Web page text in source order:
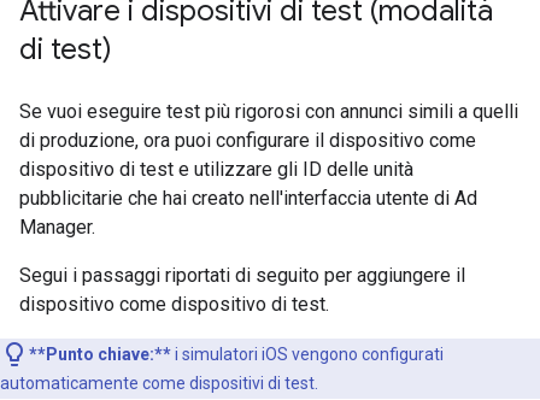
Attivare i dispositivi di test (modalità
di test)
Se vuoi eseguire test più rigorosi con annunci simili a quelli
di produzione, ora puoi configurare il dispositivo come
dispositivo di test e utilizzare gli ID delle unità
pubblicitarie che hai creato nell'interfaccia utente di Ad
Manager.
Segui i passaggi riportati di seguito per aggiungere il
dispositivo come dispositivo di test.
**Punto chiave:**i simulatori iOS vengono configurati
automaticamente come dispositivi di test.